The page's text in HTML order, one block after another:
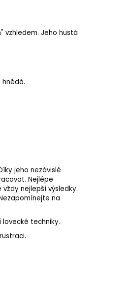
vzhledem. Jeho hustá
jeho nezávislé
Nejlépe
nejlepší výsledky.
na
lovecké techniky.